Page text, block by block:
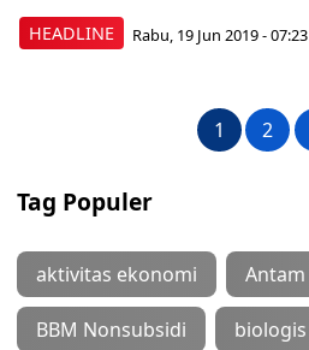
HEADLINE Rabu, 19 Jun 2019 - 07:23
1 2
Tag Populer
aktivitas ekonomi Antam
BBM Nonsubsidi biologis